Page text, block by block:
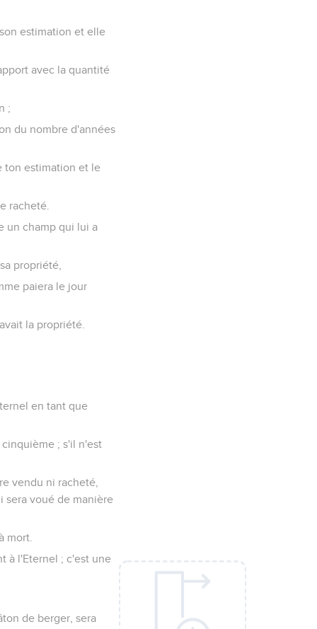
estimation et elle
avec la quantité
;
du nombre d'années
ton estimation et le
racheté.
un champ qui lui a
propriété,
paiera le jour
la propriété.
en tant que
; s'il n'est
vendu ni racheté,
sera voué de manière
mort.
à l'Eternel ; c'est une
de berger, sera